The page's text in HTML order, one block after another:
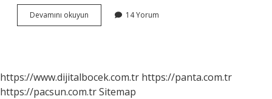
Devamını okuyun
Sayfa
14 Yorum
https://www.dijitalbocek.com.tr https://panta.com.tr
https://pacsun.com.trSitemap